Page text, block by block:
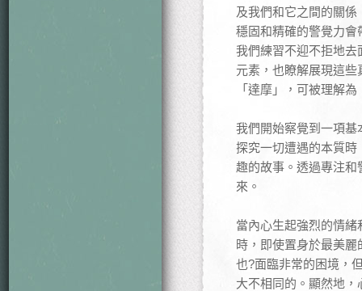
及我們和它之間的關
穩固和精確的警覺力
我們練習不迎不拒地
元素，也瞭解展現這
「達摩」，可被理解
我們開始察覺到一項
探究一切遭遇的本質
趣的故事。透過專注
來。
當內心生起強烈的情
時，即使置身於最美
也?面臨非常的困境，
大不相同的。顯然地